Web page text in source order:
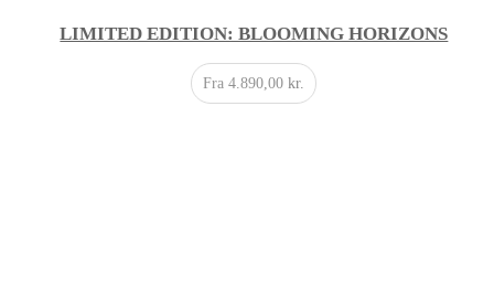
LIMITED EDITION: BLOOMING HORIZONS
Fra4.890,00kr.